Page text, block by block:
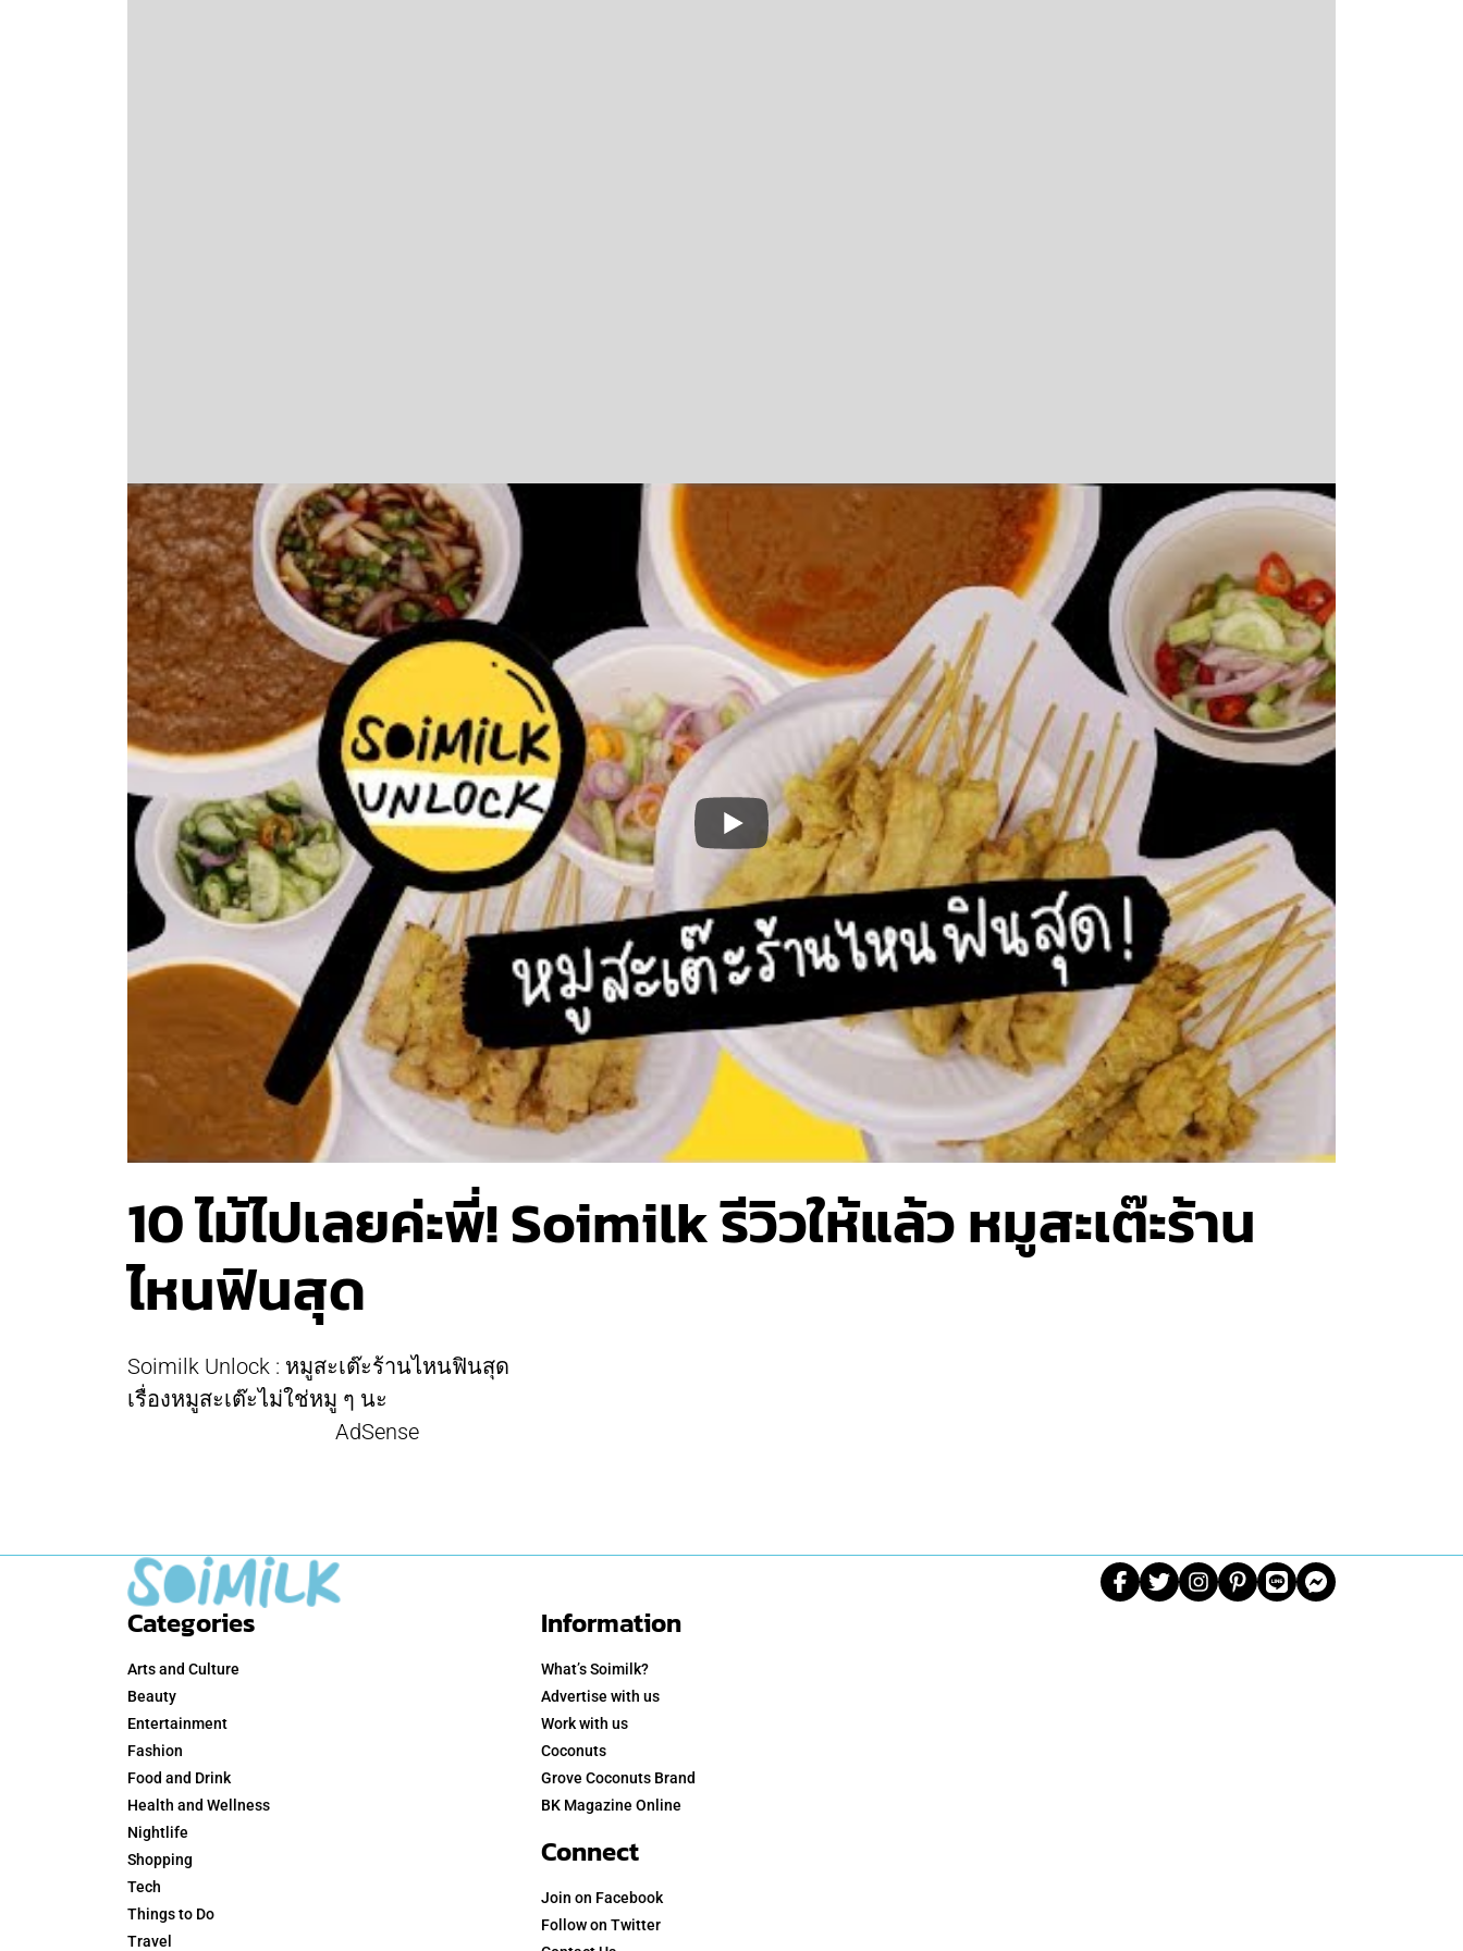
10 ไม้ไปเลยค่ะพี่! Soimilk รีวิวให้แล้ว หมูสะเต๊ะร้าน
ไหนฟินสุด
Soimilk Unlock : หมูสะเต๊ะร้านไหนฟินสุด
เรื่องหมูสะเต๊ะไม่ใช่หมู ๆ นะ
AdSense
Categories
Arts and Culture
Beauty
Entertainment
Fashion
Food and Drink
Health and Wellness
Nightlife
Shopping
Tech
Things to Do
Travel
Information
What’s Soimilk?
Advertise with us
Work with us
Coconuts
Grove Coconuts Brand
BK Magazine Online
Connect
Join on Facebook
Follow on Twitter